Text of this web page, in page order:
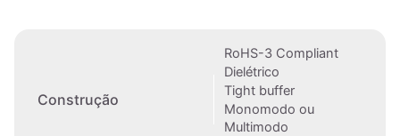
Construção
RoHS-3 Compliant
Dielétrico
Tight buffer
Monomodo ou
Multimodo